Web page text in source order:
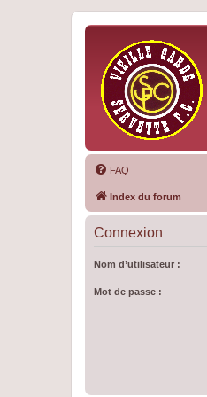
FAQ
Index du forum
Connexion
Nom d’utilisateur :
Mot de passe :